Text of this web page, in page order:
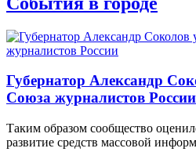
Губернатор Александр
Союза журналистов России
Таким образом сообщество
развитие средств массовой